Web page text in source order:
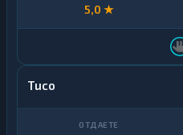
5,0 ★
Tuco